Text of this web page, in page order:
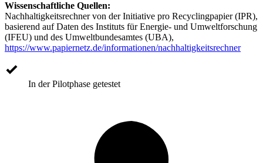
Wissenschaftliche Quellen:
Nachhaltigkeitsrechner von der Initiative pro Recyclingpapier (IPR),
basierend auf Daten des Instituts für Energie- und Umweltforschung
(IFEU) und des Umweltbundesamtes (UBA),
https://www.papiernetz.de/informationen/nachhaltigkeitsrechner
In der Pilotphase getestet